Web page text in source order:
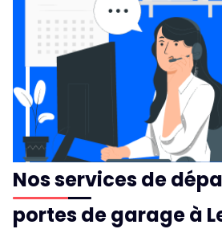
Nos services de
portes de garage à